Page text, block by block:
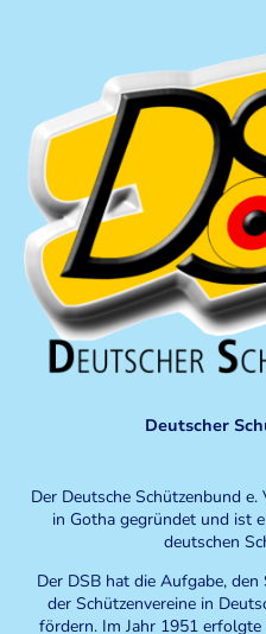
Deutscher
Der Deutsche Schützenbund
in Gotha gegründet und ist
deutschen
Der DSB hat die Aufgabe,
der Schützenvereine in
fördern. Im Jahr 1951